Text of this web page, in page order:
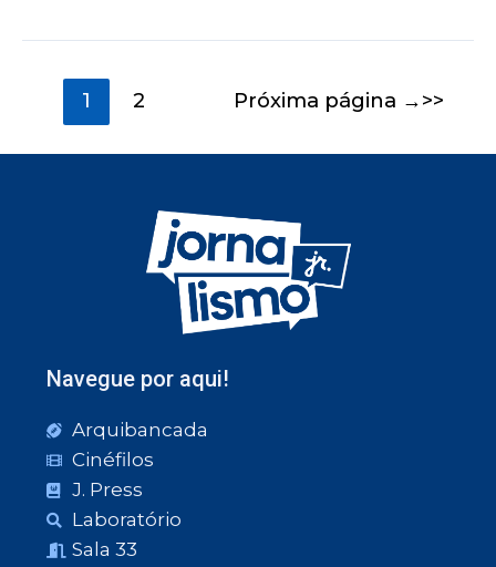
1 2 Próxima página →
Navegue por aqui!
Arquibancada
Cinéfilos
J. Press
Laboratório
Sala 33